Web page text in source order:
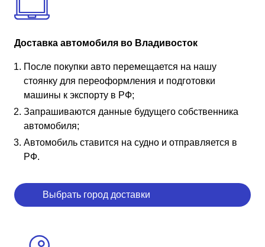
Доставка автомобиля во Владивосток
После покупки авто перемещается на нашу
стоянку для переоформления и подготовки
машины к экспорту в РФ;
Запрашиваются данные будущего собственника
автомобиля;
Автомобиль ставится на судно и отправляется в
РФ.
Выбрать город доставки